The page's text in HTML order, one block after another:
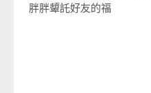
胖胖顰託好友的福